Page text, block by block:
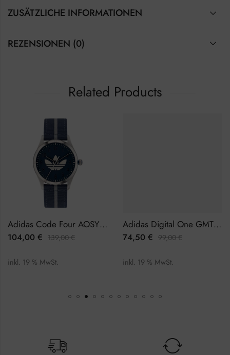
ZUSÄTZLICHE INFORMATIONEN
REZENSIONEN (0)
Related Products
Adidas Code Four AOSY23041 Herrenuhr
104,00 € 139,00€
inkl. 19 % MwSt.
Adidas Digital One GMT AOST22047 Herrenuhr Chronograph
74,50 € 99,00€
inkl. 19 % MwSt.